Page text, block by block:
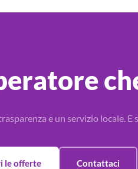
e un servizio locale.
le offerte Contattaci